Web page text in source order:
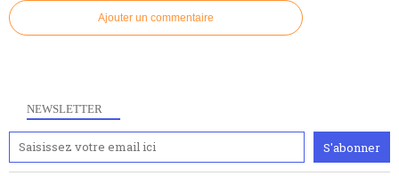
Ajouter un commentaire
NEWSLETTER